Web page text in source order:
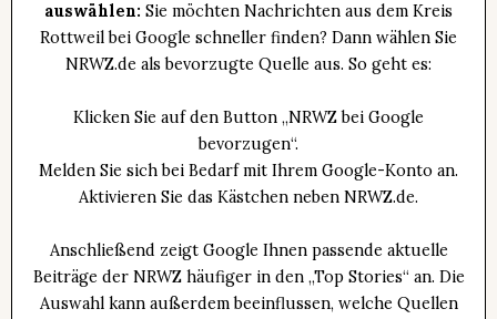
auswählen: Sie möchten Nachrichten aus dem Kreis
Rottweil bei Google schneller finden? Dann wählen Sie
NRWZ.de als bevorzugte Quelle aus. So geht es:
Klicken Sie auf den Button „NRWZ bei Google
bevorzugen“.
Melden Sie sich bei Bedarf mit Ihrem Google-Konto an.
Aktivieren Sie das Kästchen neben NRWZ.de.
Anschließend zeigt Google Ihnen passende aktuelle
Beiträge der NRWZ häufiger in den „Top Stories“ an. Die
Auswahl kann außerdem beeinflussen, welche Quellen